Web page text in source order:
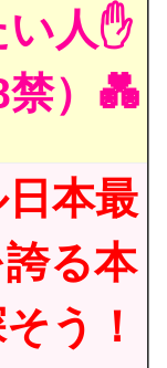
人✋
）💑
本最
る本
う！